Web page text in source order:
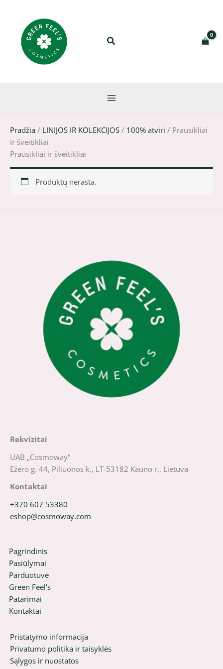
Pradžia / LINIJOS IR KOLEKCIJOS / 100% atviri / Prausikliai
ir šveitikliai
Prausikliai ir šveitikliai
Produktų nerasta.
Rekvizitai
UAB „Cosmoway“
Ežero g. 44, Piliuonos k., LT-53182 Kauno r., Lietuva
Kontaktai
+370 607 53380
eshop@cosmoway.com
Pagrindinis
Pasiūlymai
Parduotuvė
Green Feel's
Patarimai
Kontaktai
Pristatymo informacija
Privatumo politika ir taisyklės
Sąlygos ir nuostatos